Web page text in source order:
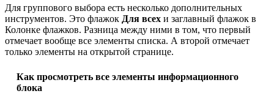
Для группового выбора есть несколько дополнительных
инструментов. Это флажок Для всех и заглавный флажок в
Колонке флажков. Разница между ними в том, что первый
отмечает вообще все элементы списка. А второй отмечает
только элементы на открытой странице.
Как просмотреть все элементы информационного
блока